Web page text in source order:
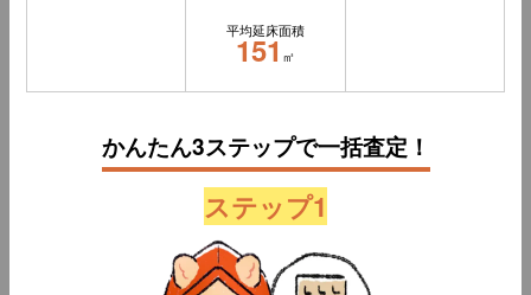
平均延床面積
151㎡
かんたん3ステップで一括査定！
ステップ1